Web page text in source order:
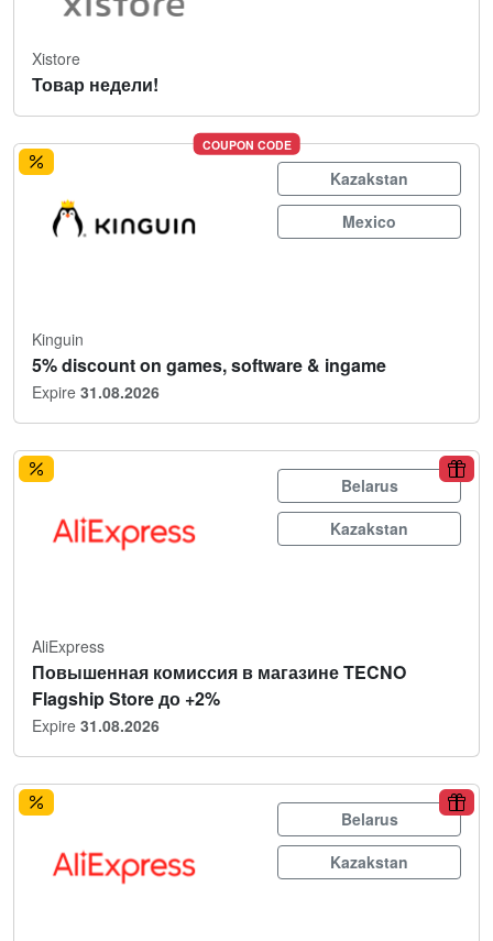
Xistore
Товар недели!
COUPON CODE
Kazakstan
Mexico
Kinguin
5% discount on games, software & ingame
Expire 31.08.2026
Belarus
Kazakstan
AliExpress
Повышенная комиссия в магазине TECNO
Flagship Store до +2%
Expire 31.08.2026
Belarus
Kazakstan